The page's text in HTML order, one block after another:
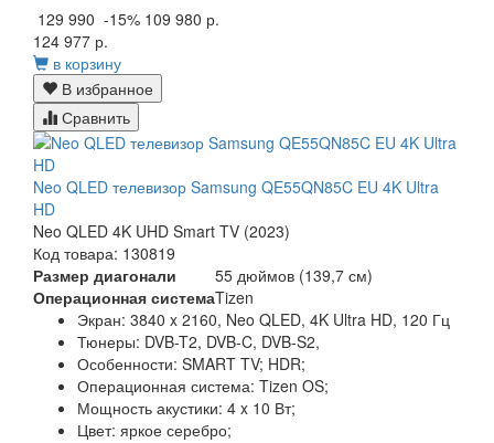
129 990 -15% 109 980 р.
124 977 р.
в корзину
В избранное
Сравнить
Neo QLED телевизор Samsung QE55QN85C EU 4K Ultra
HD
Neo QLED 4K UHD Smart TV (2023)
Код товара: 130819
Размер диагонали
55 дюймов (139,7 см)
Операционная системаTizen
Экран: 3840 x 2160, Neo QLED, 4K Ultra HD, 120 Гц
Тюнеры: DVB-T2, DVB-C, DVB-S2,
Особенности: SMART TV; HDR;
Операционная система: Tizen OS;
Мощность акустики: 4 x 10 Вт;
Цвет: яркое серебро;